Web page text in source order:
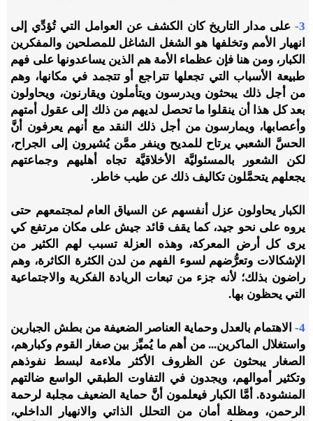
3-
على مدار التاريخ كان الكشف عن العوامل التي تُؤدِّي إلى
انهيار الأمم وتخلفها هو الشغل الشاغل للمصلحين والمفكرين
الكبار، ومن هنا فإن عظماء الأمة هم الذين يساعدونها على فهم
طبيعة الأسباب التي تجعلها تتراجع أو تتجمد في مكانها، وهم
من أجل ذلك يبحثون ويدرسون ويتأملون ويقارنون، ويحاولون
بعد كل هذا أن ينقلوا ما تحصل لديهم من ذلك إلى عقول أمتهم
وأعصابها، ويمارسون من أجل ذلك النقد مع أنهم يعرفون أنَّ
الحسَّ الشعبي يرتاح للمديح وينفر ممَّن يُشيرون إلى الجراح،
لكن الشعور بالمسئوليَّة الأخلاقيَّة تجاه أهليهم وجماعتهم
يجعلهم يتحمَّلون تكاليف ذلك عن طيب خاطر.
الكبار يحاولون عزل أنفسهم عن السياق العام لمجتمعهم حتى
يروه على نحو جيد، كما يقف قائد جيش على مكان مرتفع كي
يرى كل أرض المعركة، وهذه العزلة تسبب لهم الكثير من
الإشكالات وتعرُّضهم لسوء الفهم من لدن الكثرة الكاثرة، وهم
راضون بذلك؛ لأنه جزء من تبعات الريادة الفكرية والاجتماعية
التي يحظون بها.
4-
الاهتمام بالعدل وحماية العناصر الضعيفة من بطش الجبارين
واستغلال الماكرين... من أهم ما يُميِّز بين صغار القوم وكبارهم،
الصغار يبحثون عن الظروف الأكثر ملاءمة لبسط نفوذهم
وتكثير أموالهم، ويجدون في التفاوت الطبقي الواسع ضالتهم
المنشودة. أمَّا الكبار فيعلمون أنَّ حماية الضعيف مجلبة لرحمة
الرحمن، ومظلة أمان من التحلل الذاتي والانهيار الداخلي،